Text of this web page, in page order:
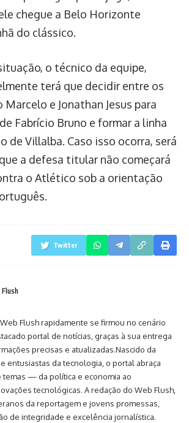
chegue a Belo Horizonte
do clássico.
o técnico da equipe,
terá que decidir entre os
Marcelo e Jonathan Jesus para
Fabrício Bruno e formar a linha
de Villalba. Caso isso ocorra, será
a defesa titular não começará
o Atlético sob a orientação
Twitter
Web Flush rapidamente se firmou no cenário
portal de notícias, graças à sua entrega
precisas e atualizadas.Nascido da
entusiastas da tecnologia, o portal abraça
temas — da política e economia ao
tecnológicas. A redação do Web Flush,
da reportagem e jovens promessas,
de integridade e excelência jornalística.